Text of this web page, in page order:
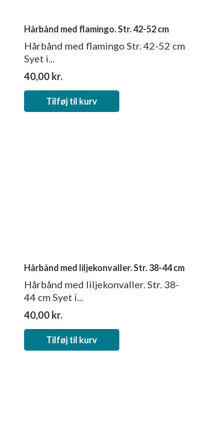
Hårbånd med flamingo. Str. 42-52 cm
Hårbånd med flamingo Str. 42-52 cm
Syet i...
40,00 kr.
Tilføj til kurv
Hårbånd med liljekonvaller. Str. 38-44 cm
Hårbånd med liljekonvaller. Str. 38-
44 cm Syet i...
40,00 kr.
Tilføj til kurv